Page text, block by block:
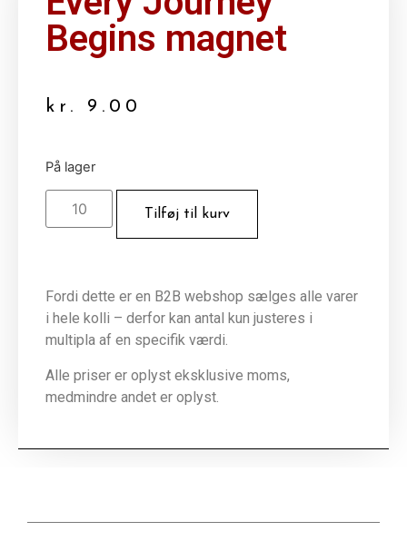
Begins magnet
kr. 9.00
På lager
Tilføj til kurv
Fordi dette er en B2B webshop sælges alle varer
i hele kolli – derfor kan antal kun justeres i
multipla af en specifik værdi.
Alle priser er oplyst eksklusive moms,
medmindre andet er oplyst.